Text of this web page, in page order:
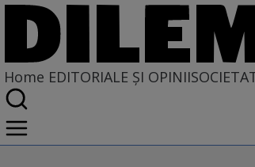
Home EDITORIALE ȘI OPINII